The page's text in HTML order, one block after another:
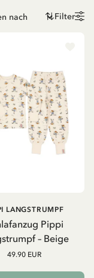
Filter
Pippi
– Beige
LANGSTRUMPF
49.90 EUR